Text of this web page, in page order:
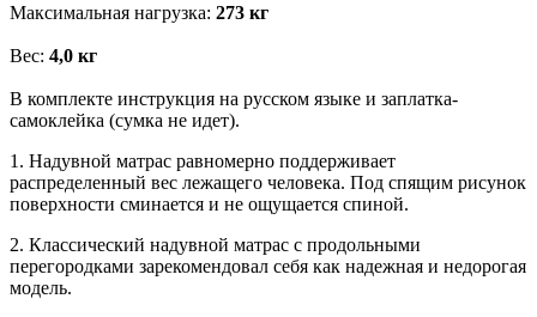
Максимальная нагрузка: 273 кг
Вес: 4,0 кг
В комплекте инструкция на русском языке и заплатка-
самоклейка (сумка не идет).
1. Надувной матрас равномерно поддерживает
распределенный вес лежащего человека. Под спящим рисунок
поверхности сминается и не ощущается спиной.
2. Классический надувной матрас с продольными
перегородками зарекомендовал себя как надежная и недорогая
модель.